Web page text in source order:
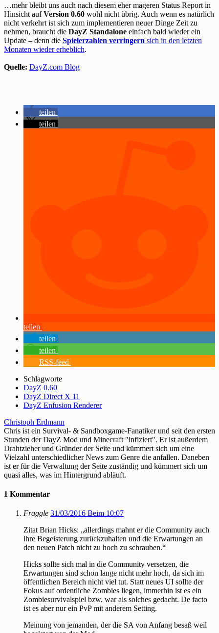
…mehr bleibt uns auch nach diesem eher mageren Status Report in
Hinsicht aufVersion 0.60 wohl nicht übrig. Auch wenn es natürlich
nicht verkehrt ist sich zum implementieren neuer Dinge Zeit zu
nehmen, braucht die DayZ Standalone einfach bald wieder ein
Update – denn die Spielerzahlen verringern sich in den letzten
Monaten wieder erheblich.
Quelle: DayZ.com Blog
teilen
teilen
teilen
teilen
teilen
RSS-feed
Schlagworte
DayZ 0.60
DayZ Direct X 11
DayZ Enfusion Renderer
Christoph Erdmann
Chris ist ein Survival- & Sandboxgame-Fanatiker und seit den ersten
Stunden der DayZ Mod und Minecraft "infiziert". Er ist außerdem
Drahtzieher und Gründer der Seite und kümmert sich um eine
Vielzahl unterschiedlicher News zum Genre die anfallen. Daneben
ist er für die Verwaltung der Seite zuständig und kümmert sich um
quasi alles, was im Hintergrund abläuft.
1 Kommentar
Fraggle 31/03/2016 Beim 10:07
Zitat Brian Hicks: „allerdings mahnt er die Community auch
ihre Begeisterung zurückzuhalten und die Erwartungen an
den neuen Patch nicht zu hoch zu schrauben.“
Hicks sollte sich mal in die Community versetzen, die
Erwartungen sind schon lange nicht mehr hoch, da sich im
öffentlichen Bereich nicht viel tut. Statt neues UI sollte der
Fokus auf ordentliche Zombies liegen, immerhin ist es ein
Zombiesurvivalspiel bzw. war als solches gedacht. De facto
ist es aber nur ein PvP mit anderem Setting.
Meinung von jemanden, der die SA von Anfang besaß weil